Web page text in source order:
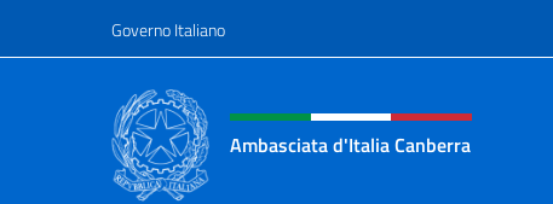
Governo Italiano
Intestazione sito, social e
Ambasciata d'Italia Canberra